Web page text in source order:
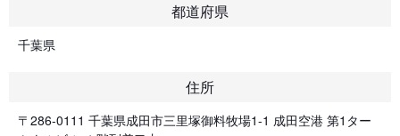
都道府県
千葉県
住所
〒286-0111 千葉県成田市三里塚御料牧場1-1 成田空港 第1ター